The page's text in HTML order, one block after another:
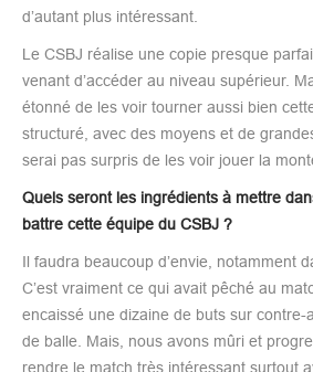
d’autant plus intéressant.
Le CSBJ réalise une copie presque
venant d’accéder au niveau supérieur.
étonné de les voir tourner aussi bien
structuré, avec des moyens et de
serai pas surpris de les voir jouer la
Quels seront les ingrédients à mettre
battre cette équipe du CSBJ ?
Il faudra beaucoup d’envie, notamment
C’est vraiment ce qui avait pêché au
encaissé une dizaine de buts sur contre-
de balle. Mais, nous avons mûri et
rendre le match très intéressant surtout